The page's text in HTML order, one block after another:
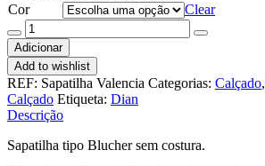
Cor
Clear
Quantidade
de
Ténis
Valencia
Plus
Adicionar
Add to wishlist
REF: Sapatilha Valencia Categorias: Calçado,
Calçado Etiqueta: Dian
Descrição
Sapatilha tipo Blucher sem costura.